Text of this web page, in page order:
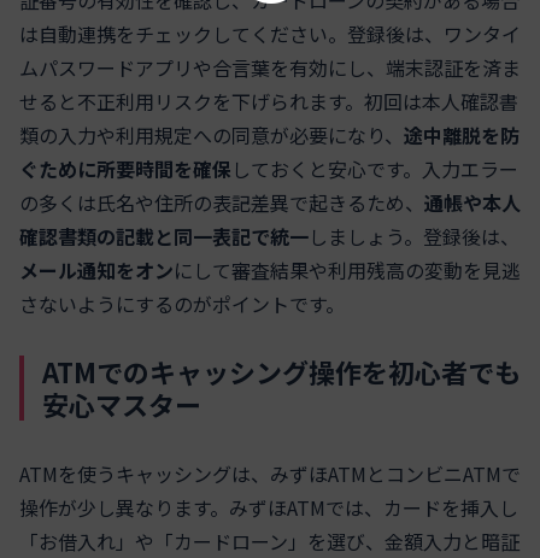
は自動連携をチェックしてください。登録後は、ワンタイ
ムパスワードアプリや合言葉を有効にし、端末認証を済ま
せると不正利用リスクを下げられます。初回は本人確認書
類の入力や利用規定への同意が必要になり、 途中離脱を防
ぐために所要時間を確保 しておくと安心です。入力エラー
の多くは氏名や住所の表記差異で起きるため、 通帳や本人
確認書類の記載と同一表記で統一しましょう。登録後は、
メール通知をオンにして審査結果や利用残高の変動を見逃
さないようにするのがポイントです。
ATMでのキャッシング操作を初心者でも
安心マスター
ATMを使うキャッシングは、みずほATMとコンビニATMで
操作が少し異なります。みずほATMでは、カードを挿入し
「お借入れ」や「カードローン」を選び、金額入力と暗証